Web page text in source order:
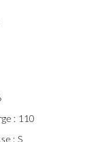
: 110
: S